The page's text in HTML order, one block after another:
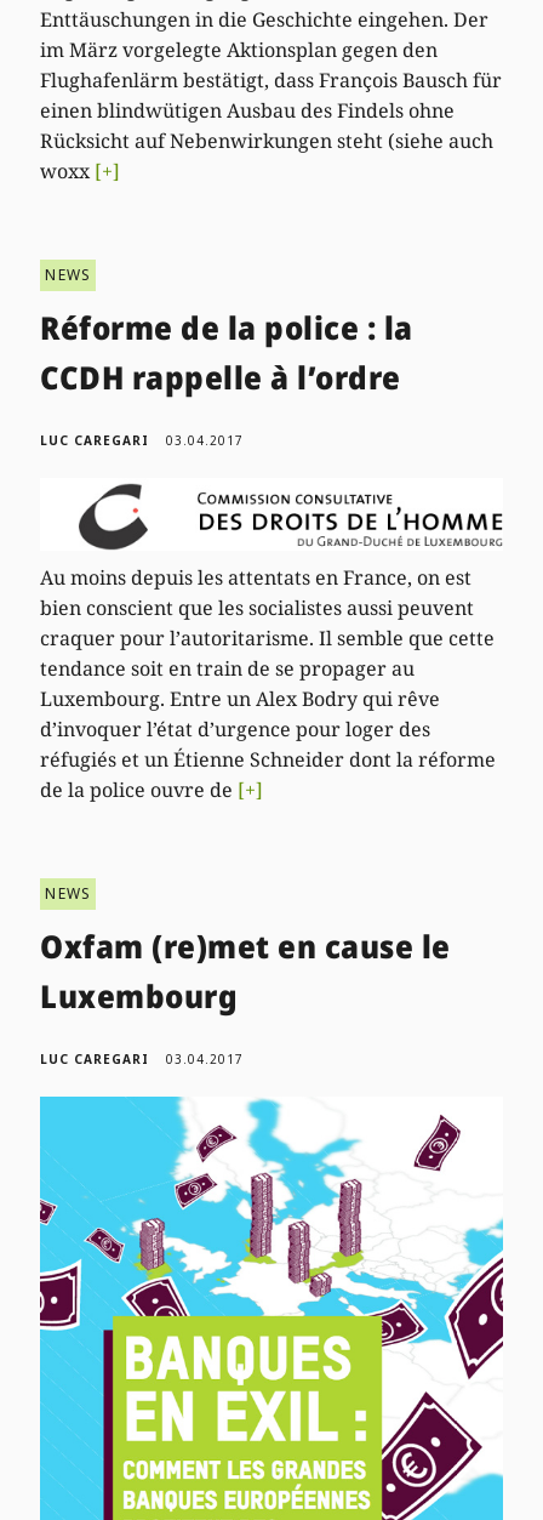
Enttäuschungen in die Geschichte eingehen. Der
im März vorgelegte Aktionsplan gegen den
Flughafenlärm bestätigt, dass François Bausch für
einen blindwütigen Ausbau des Findels ohne
Rücksicht auf Nebenwirkungen steht (siehe auch
woxx[+]
NEWS
Réforme de la police : la
CCDH rappelle à l’ordre
LUC CAREGARI 03.04.2017
Au moins depuis les attentats en France, on est
bien conscient que les socialistes aussi peuvent
craquer pour l’autoritarisme. Il semble que cette
tendance soit en train de se propager au
Luxembourg. Entre un Alex Bodry qui rêve
d’invoquer l’état d’urgence pour loger des
réfugiés et un Étienne Schneider dont la réforme
de la police ouvre de [+]
NEWS
Oxfam (re)met en cause le
Luxembourg
LUC CAREGARI 03.04.2017